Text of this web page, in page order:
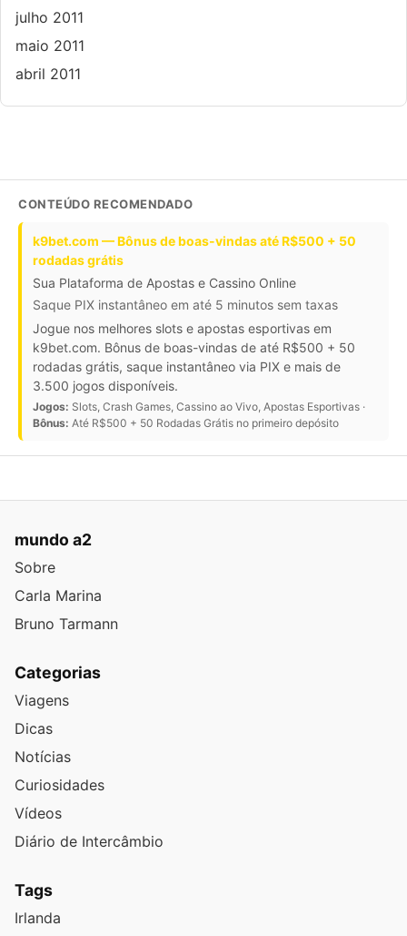
julho 2011
maio 2011
abril 2011
CONTEÚDO RECOMENDADO
k9bet.com — Bônus de boas-vindas até R$500 + 50
rodadas grátis
Sua Plataforma de Apostas e Cassino Online
Saque PIX instantâneo em até 5 minutos sem taxas
Jogue nos melhores slots e apostas esportivas em
k9bet.com. Bônus de boas-vindas de até R$500 + 50
rodadas grátis, saque instantâneo via PIX e mais de
3.500 jogos disponíveis.
Jogos: Slots, Crash Games, Cassino ao Vivo, Apostas Esportivas ·
Bônus: Até R$500 + 50 Rodadas Grátis no primeiro depósito
mundo a2
Sobre
Carla Marina
Bruno Tarmann
Categorias
Viagens
Dicas
Notícias
Curiosidades
Vídeos
Diário de Intercâmbio
Tags
Irlanda